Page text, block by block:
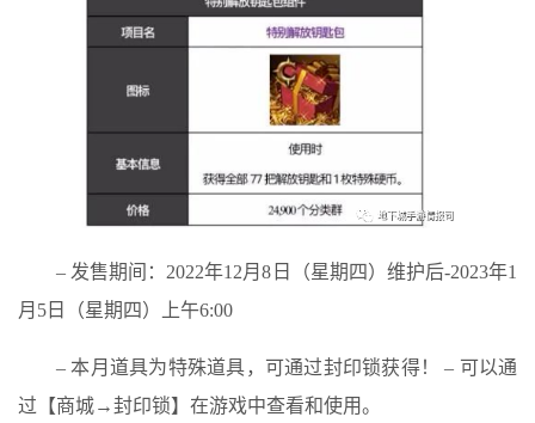
– 发售期间：2022年12月8日（星期四）维护后-2023年1
月5日（星期四）上午6:00
– 本月道具为特殊道具，可通过封印锁获得！ – 可以通
过【商城→封印锁】在游戏中查看和使用。